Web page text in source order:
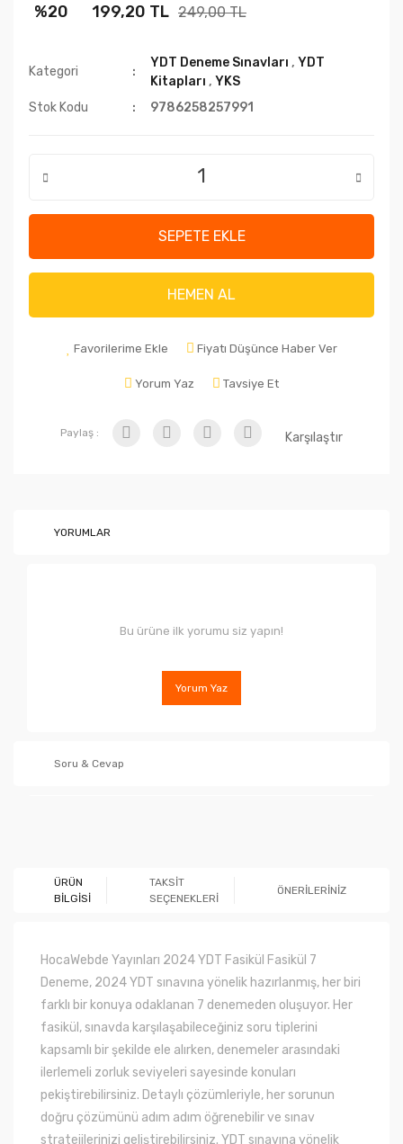
%20 199,20 TL 249,00 TL
Kategori
YDT Deneme Sınavları ,YDT
Kitapları ,YKS
Stok Kodu
9786258257991
SEPETE EKLE
HEMEN AL
Favorilerime Ekle Fiyatı Düşünce Haber Ver
Yorum Yaz Tavsiye Et
Paylaş : Karşılaştır
YORUMLAR
Bu ürüne ilk yorumu siz yapın!
Yorum Yaz
Soru & Cevap
ÜRÜN
BİLGİSİ
TAKSİT
SEÇENEKLERİ
ÖNERİLERİNİZ
HocaWebde Yayınları 2024 YDT Fasikül Fasikül 7
Deneme, 2024 YDT sınavına yönelik hazırlanmış, her biri
farklı bir konuya odaklanan 7 denemeden oluşuyor. Her
fasikül, sınavda karşılaşabileceğiniz soru tiplerini
kapsamlı bir şekilde ele alırken, denemeler arasındaki
ilerlemeli zorluk seviyeleri sayesinde konuları
pekiştirebilirsiniz. Detaylı çözümleriyle, her sorunun
doğru çözümünü adım adım öğrenebilir ve sınav
stratejilerinizi geliştirebilirsiniz. YDT sınavına yönelik